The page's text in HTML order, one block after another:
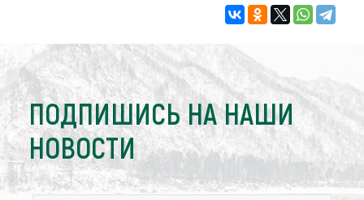
ПОДПИШИСЬ НА НАШИ
НОВОСТИ